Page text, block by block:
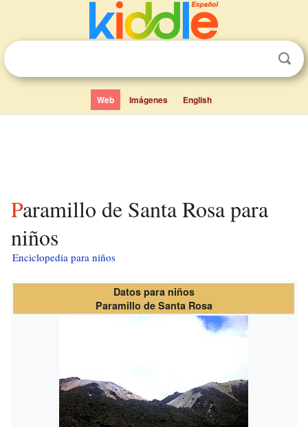
Web Imágenes English
Paramillo de Santa Rosa para
niños
Enciclopedia para niños
Datos para niños
Paramillo de Santa Rosa